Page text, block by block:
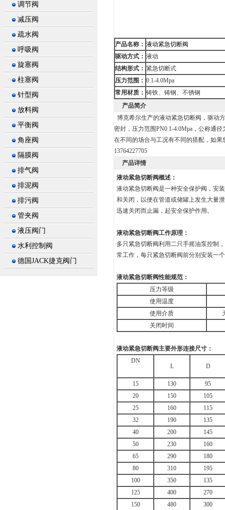
调节阀
减压阀
疏水阀
呼吸阀
旋塞阀
柱塞阀
针型阀
放料阀
平衡阀
角座阀
隔膜阀
排气阀
排泥阀
排污阀
管夹阀
液压阀门
水利控制阀
德国JACK捷克阀门
产品名称： 液动紧急切断阀
驱动方式： 液动
结构形式： 紧急切断式
压力范围： 0.1-4.0Mpa
常用材质： 铸铁、铸钢、不锈钢
产品简介
博克希尔生产的液动紧急切断阀，驱动
密封，压力范围PN0.1-4.0Mpa，公称通
在不同的场合与工况有不同的搭配，如
13764227705
产品详情
液动紧急切断阀概述：
液动紧急切断阀是一种安全保护阀，安
和关闭，以便在管道或储罐上发生大量
迅速关闭而止漏，起安全保护作用。
液动紧急切断阀工作原理：
多只紧急切断阀利用二只手摇油泵控制
常工作，每只紧急切断阀前分别安装一
液动紧急切断阀性能规范：
压力等级
使用温度
使用介质
关闭时间
液动紧急切断阀主要外形连接尺寸：
DN
L D
15 130
95
20
150
105
25
160
115
32
190
135
40
200
145
50
230
160
65
290
180
80
310
195
100
350
135
125
400
270
150
480 300